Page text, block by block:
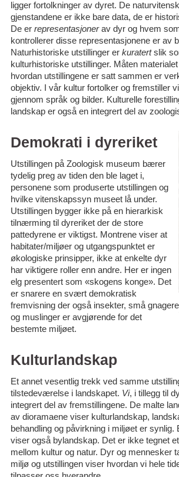
ligger fortolkninger av dyret. De
gjenstandene er ikke bare data, de er
De er representasjonerav dyr og hvem
kontrollerer disse representasjonene er av
Naturhistoriske utstillinger er kuratertslik
kulturhistoriske utstillinger. Måten
hvordan utstillingene er satt sammen er
objektiv. I vår kultur fortolker og fremstiller
gjennom språk og bilder. Kulturelle
landskap er også en integrert del av
Demokrati i dyreriket
Utstillingen på Zoologisk museum bærer
tydelig preg av tiden den ble laget i,
personene som produserte utstillingen og
hvilke vitenskapssyn museet lå under.
Utstillingen bygger ikke på en hierarkisk
tilnærming til dyreriket der de store
pattedyrene er viktigst. Montrene viser at
habitater/miljøer og utgangspunktet er
økologiske prinsipper, ikke at enkelte dyr
har viktigere roller enn andre. Her er ingen
elg presentert som «skogens konge». Det
er snarere en svært demokratisk
fremvisning der også insekter, små gnagere
og muslinger er avgjørende for det
bestemte miljøet.
Kulturlandskap
Et annet vesentlig trekk ved samme
tilstedeværelse i landskapet. Vi, i tillegg til
integrert del av fremstillingene. De malte
av dioramaene viser kulturlandskap,
behandling og påvirkning i miljøet er synlig.
viser også bylandskap. Det er ikke tegnet
mellom kultur og natur. Dyr og mennesker
miljø og utstillingen viser hvordan vi hele